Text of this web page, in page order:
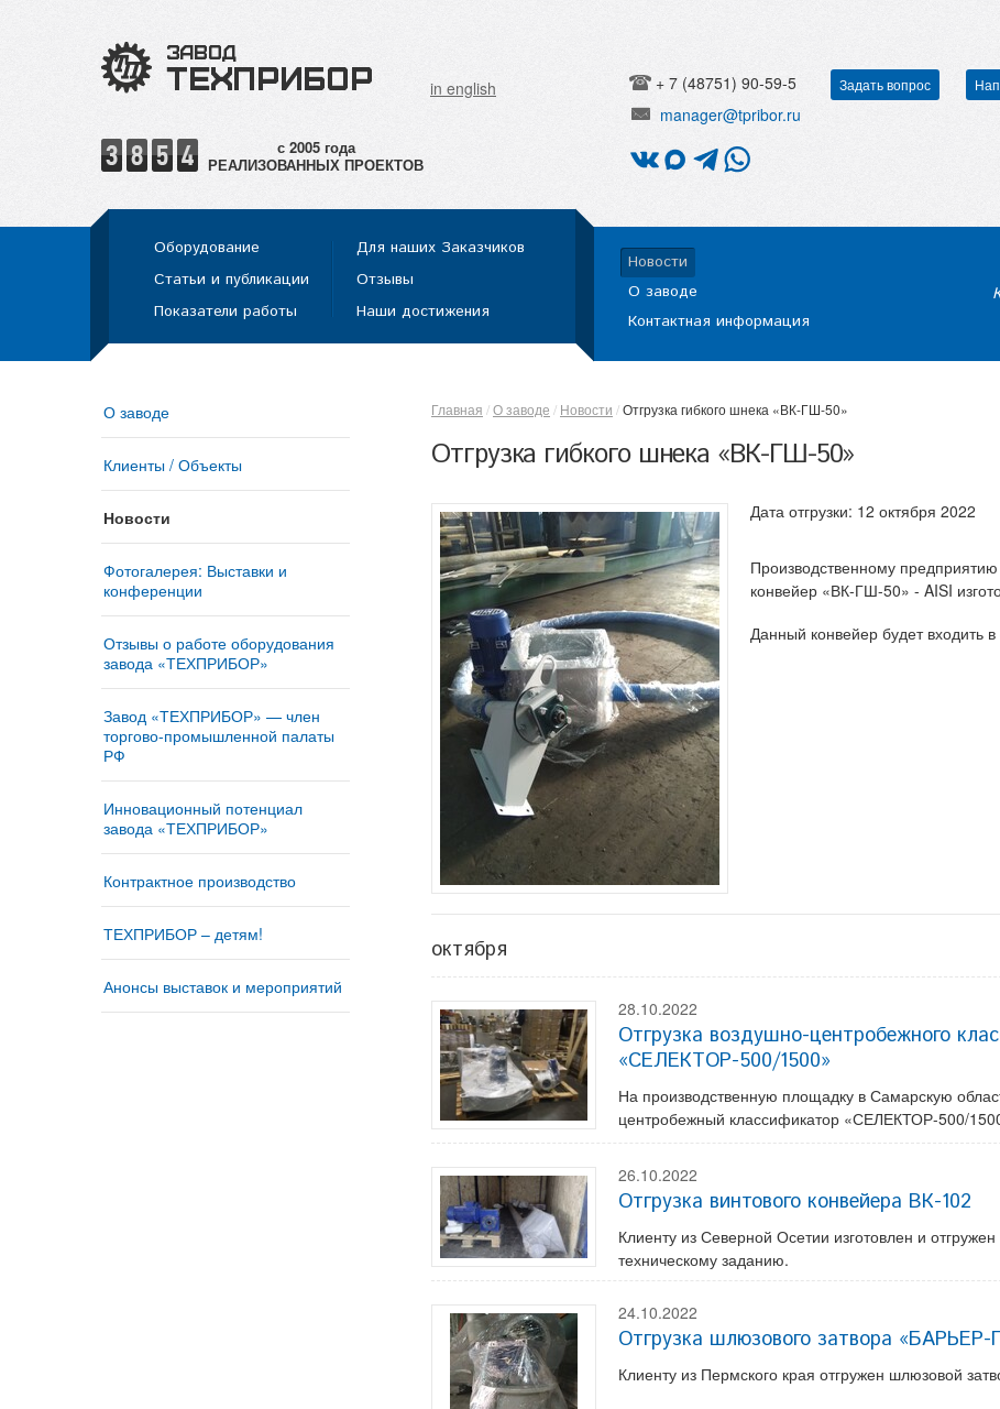
in english + 7 (48751) 90-59-5 Задать вопрос
manager@tpribor.ru
РЕАЛИЗОВАННЫХ ПРОЕКТОВ
Оборудование
Статьи и публикации
Показатели работы
Для наших Заказчиков
Отзывы
Наши достижения
Новости
О заводе
Контактная информация
О заводе
Клиенты / Объекты
Новости
Фотогалерея: Выставки и
конференции
Отзывы о работе оборудования
завода «ТЕХПРИБОР»
Завод «ТЕХПРИБОР» — член
торгово-промышленной палаты
РФ
Инновационный потенциал
завода «ТЕХПРИБОР»
Контрактное производство
ТЕХПРИБОР – детям!
Анонсы выставок и мероприятий
Главная О заводе Новости Отгрузка гибкого шнека «ВК-ГШ-50»
Отгрузка гибкого шнека «ВК-ГШ-50»
Дата отгрузки: 12 октября 2022
Производственному
конвейер «ВК-ГШ-50» - AISI
Данный конвейер будет входить
октября
28.10.2022
Отгрузка воздушно-центробежного
«СЕЛЕКТОР-500/1500»
На производственную площадку в Самарскую
центробежный классификатор «СЕЛЕКТОР-500/
26.10.2022
Отгрузка винтового конвейера ВК-102
Клиенту из Северной Осетии изготовлен и
техническому заданию.
24.10.2022
Отгрузка шлюзового затвора
Клиенту из Пермского края отгружен шлюзовой